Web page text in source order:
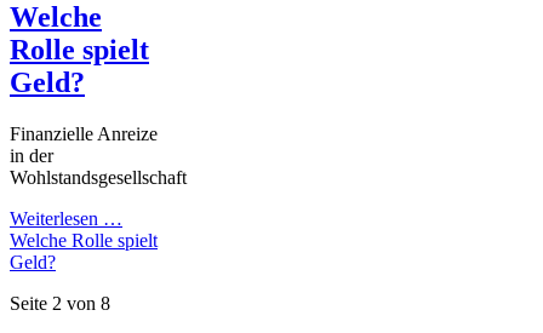
Welche
Rolle spielt
Geld?
Finanzielle Anreize
in der
Wohlstandsgesellschaft
Weiterlesen …
Welche Rolle spielt
Geld?
Seite 2 von 8